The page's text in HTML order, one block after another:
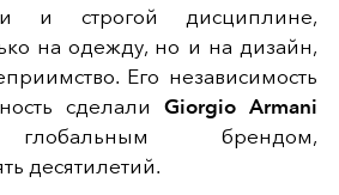
и строгой дисциплине,
на одежду, но и на дизайн,
Его независимость
сделали Giorgio Armani
брендом,
десятилетий.